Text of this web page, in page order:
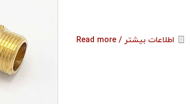
اطلاعات بیشتر / Read more